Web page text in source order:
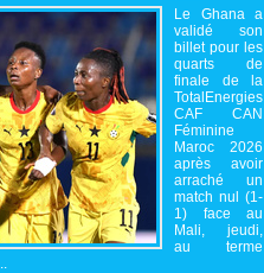
Le Ghana a
validé son
billet pour les
quarts de
finale de la
TotalEnergies
CAF CAN
Féminine
Maroc 2026
après avoir
arraché un
match nul (1-
1) face au
Mali, jeudi,
au terme